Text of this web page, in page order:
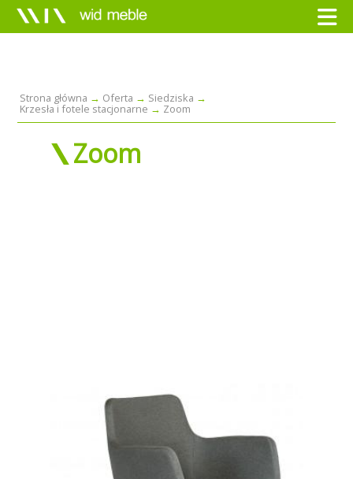
Strona główna Oferta Siedziska
Krzesła i fotele stacjonarne Zoom
Zoom